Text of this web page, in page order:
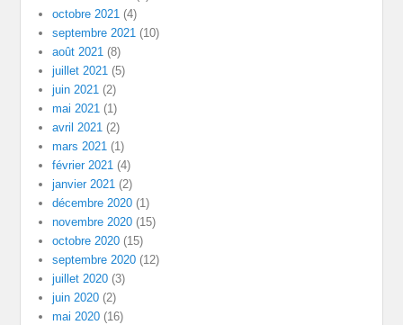
octobre 2021 (4)
septembre 2021 (10)
août 2021 (8)
juillet 2021 (5)
juin 2021 (2)
mai 2021 (1)
avril 2021 (2)
mars 2021 (1)
février 2021 (4)
janvier 2021 (2)
décembre 2020 (1)
novembre 2020 (15)
octobre 2020 (15)
septembre 2020 (12)
juillet 2020 (3)
juin 2020 (2)
mai 2020 (16)